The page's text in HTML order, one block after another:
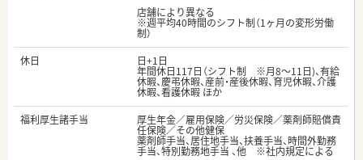
店舗により異なる
※週平均40時間のシフト制（1ヶ月の変形労働
制）
休日
日+1日
年間休日117日（シフト制 ※月8～11日)、有給
休暇、慶弔休暇、産前・産後休暇、育児休暇、介護
休暇、看護休暇 ほか
福利厚生諸手当
厚生年金／雇用保険／労災保険／薬剤師賠償責
任保険／その他健保
薬剤師手当、居住地手当、扶養手当、時間外勤務
手当、特別勤務地手当 、他 ※社内規定による